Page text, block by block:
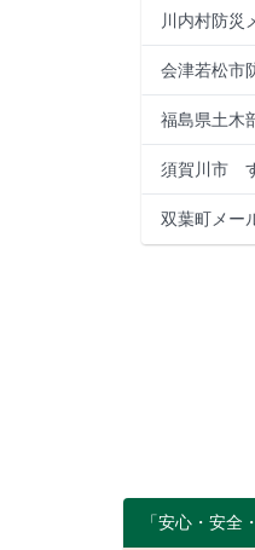
川内村防災
会津若松市
福島県土木
須賀川市
双葉町メー
「安心・安